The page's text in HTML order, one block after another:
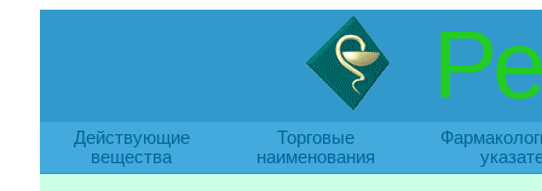
Действующие
вещества
Торговые
наименования